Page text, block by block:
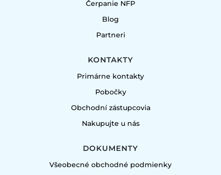
Čerpanie NFP
Blog
Partneri
KONTAKTY
Primárne kontakty
Pobočky
Obchodní zástupcovia
Nakupujte u nás
DOKUMENTY
Všeobecné obchodné podmienky